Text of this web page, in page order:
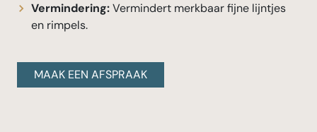
Vermindering:Vermindert merkbaar fijne lijntjes
en rimpels.
MAAK EEN AFSPRAAK